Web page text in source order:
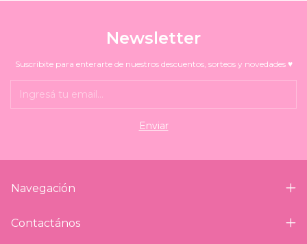
Newsletter
Suscribite para enterarte de nuestros descuentos, sorteos y novedades ♥
Navegación
Contactános